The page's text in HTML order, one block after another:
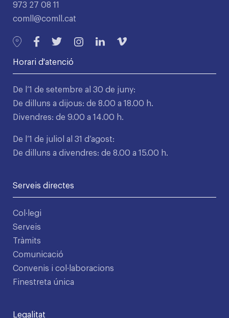
973 27 08 11
comll@comll.cat
Horari d'atenció
De l’1 de setembre al 30 de juny:
De dilluns a dijous: de 8.00 a 18.00 h.
Divendres: de 9.00 a 14.00 h.
De l’1 de juliol al 31 d’agost:
De dilluns a divendres: de 8.00 a 15.00 h.
Serveis directes
Col·legi
Serveis
Tràmits
Comunicació
Convenis i col·laboracions
Finestreta única
Legalitat